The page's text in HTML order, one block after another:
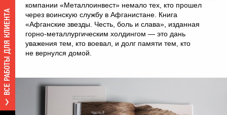
ВСЕ РАБОТЫ ДЛЯ КЛИЕНТА
компании «Металлоинвест» немало тех, кто прошел
через воинскую службу в Афганистане. Книга
«Афганские звезды. Честь, боль и слава», изданная
горно-металлургическим холдингом — это дань
уважения тем, кто воевал, и долг памяти тем, кто
не вернулся домой.